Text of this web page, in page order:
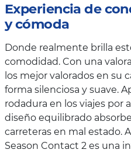
Experiencia de
y cómoda
Donde realmente brilla
comodidad. Con una
los mejor valorados en su
forma silenciosa y suave.
rodadura en los viajes por
diseño equilibrado
carreteras en mal estado.
Season Contact 2 es una